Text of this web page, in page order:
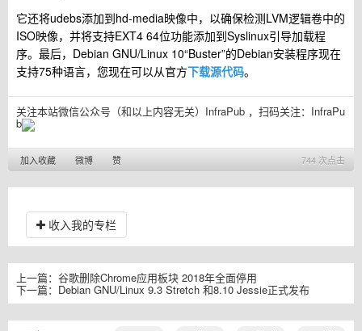
它还将udebs添加到hd-media映像中，以确保检测LVM逻辑卷中的
ISO映像，并将支持EXT4 64位功能添加到Syslinux引导加载程
序。最后，Debian GNU/Linux 10“Buster”的Debian安装程序现在
支持75种语言，您现在可以从官方下载源代码。
关注本站微信公众号（和以上内容无关）InfraPub ，扫码关注： InfraPu
b
744 次点击
加入收藏 微博 赞
收入我的专栏
上一篇： 谷歌删除Chrome应用板块 2018年全面停用
下一篇： Debian GNU/Linux 9.3 Stretch 和8.10 Jessie正式发布